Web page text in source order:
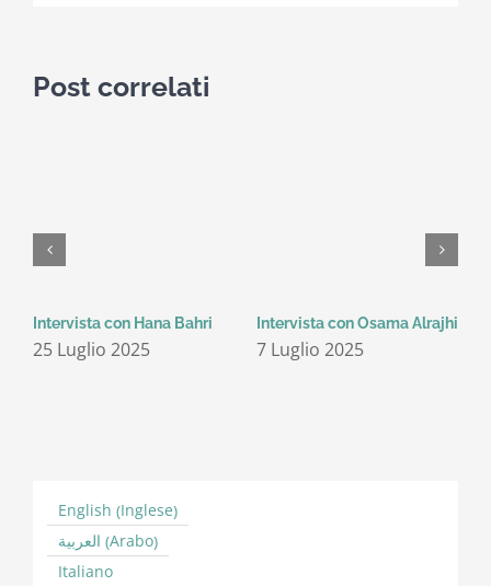
Post correlati
Intervista con Hana Bahri
25 Luglio 2025
Intervista con Osama Alrajhi
7 Luglio 2025
English (Inglese)
العربية (Arabo)
Italiano